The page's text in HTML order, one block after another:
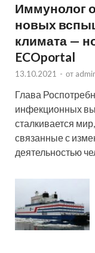
Иммунолог
новых
климата —
ECOportal
13.10.2021 - от
Глава
инфекционных
сталкивается
связанные с
деятельностью